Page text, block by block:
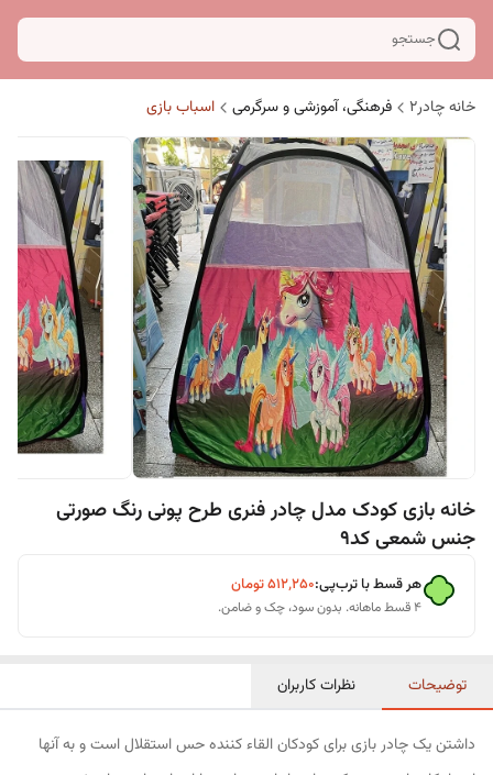
جستجو
خانه چادر۲ فرهنگی، آموزشی و سرگرمی اسباب بازی
خانه بازی کودک مدل چادر فنری طرح پونی رنگ صورتی
جنس شمعی کد9
هر قسط با ترب‌پی:۵۱۲٬۲۵۰تومان
۴ قسط ماهانه. بدون سود، چک و ضامن.
توضیحات نظرات کاربران
داشتن یک چادر بازی برای کودکان القاء کننده حس استقلال است و به آنها